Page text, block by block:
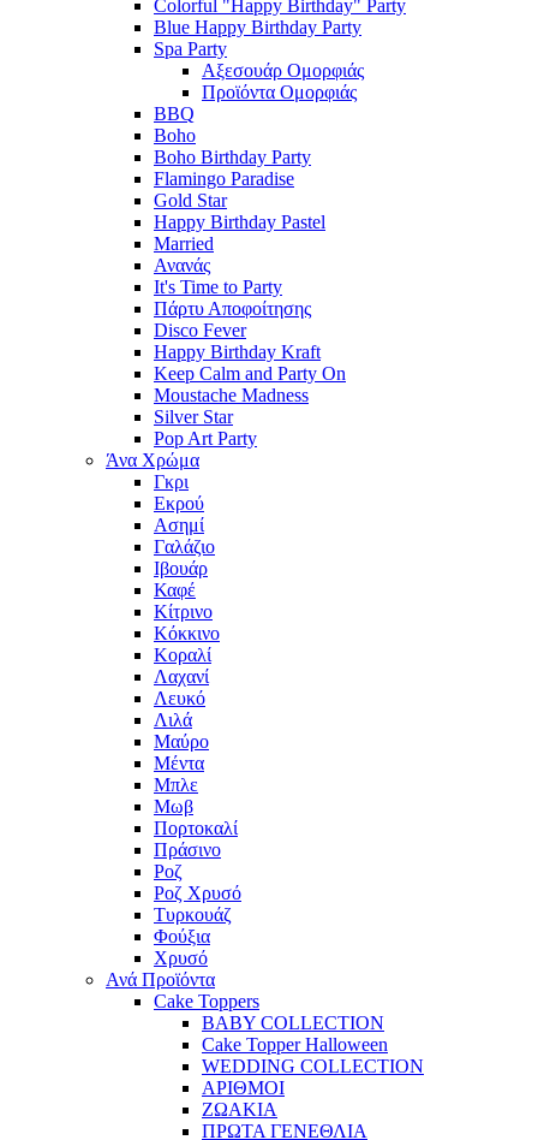
Colorful "Happy Birthday" Party
Blue Happy Birthday Party
Spa Party
Αξεσουάρ Ομορφιάς
Προϊόντα Ομορφιάς
BBQ
Boho
Boho Birthday Party
Flamingo Paradise
Gold Star
Happy Birthday Pastel
Married
Ανανάς
It's Time to Party
Πάρτυ Αποφοίτησης
Disco Fever
Happy Birthday Kraft
Keep Calm and Party On
Moustache Madness
Silver Star
Pop Art Party
Άνα Χρώμα
Γκρι
Εκρού
Ασημί
Γαλάζιο
Ιβουάρ
Καφέ
Κίτρινο
Κόκκινο
Κοραλί
Λαχανί
Λευκό
Λιλά
Μαύρο
Μέντα
Μπλε
Μωβ
Πορτοκαλί
Πράσινο
Ροζ
Ροζ Χρυσό
Τυρκουάζ
Φούξια
Χρυσό
Ανά Προϊόντα
Cake Toppers
BABY COLLECTION
Cake Topper Halloween
WEDDING COLLECTION
ΑΡΙΘΜΟΙ
ΖΩΑΚΙΑ
ΠΡΩΤΑ ΓΕΝΕΘΛΙΑ